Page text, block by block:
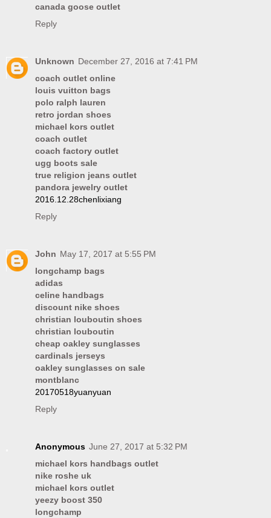
canada goose outlet
Reply
Unknown December 27, 2016 at 7:41 PM
coach outlet online
louis vuitton bags
polo ralph lauren
retro jordan shoes
michael kors outlet
coach outlet
coach factory outlet
ugg boots sale
true religion jeans outlet
pandora jewelry outlet
2016.12.28chenlixiang
Reply
John May 17, 2017 at 5:55 PM
longchamp bags
adidas
celine handbags
discount nike shoes
christian louboutin shoes
christian louboutin
cheap oakley sunglasses
cardinals jerseys
oakley sunglasses on sale
montblanc
20170518yuanyuan
Reply
Anonymous June 27, 2017 at 5:32 PM
michael kors handbags outlet
nike roshe uk
michael kors outlet
yeezy boost 350
longchamp